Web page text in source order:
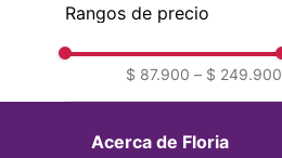
Rangos de precio
$ 87.900 – $ 249.900
Acerca de Floria